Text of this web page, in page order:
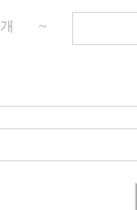
개 ~